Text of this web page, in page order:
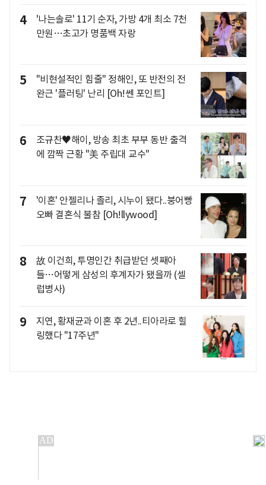
4
'나는솔로' 11기 순자, 가방 4개 최소 7천
만원…초고가 명품백 자랑
5
"비현설적인 힘줄" 정해인, 또 반전의 전
완근 '플러팅' 난리 [Oh!쎈 포인트]
6
조규찬♥해이, 방송 최초 부부 동반 출격
에 깜짝 근황 "美 주립대 교수"
7
'이혼' 안젤리나 졸리, 시누이 됐다..붕어빵
오빠 결혼식 불참 [Oh!llywood]
8
故 이건희, 투명인간 취급받던 셋째아
들…어떻게 삼성의 후계자가 됐을까 (셀
럽병사)
9
지연, 황재균과 이혼 후 2년..티아라로 힐
링했다 "17주년"